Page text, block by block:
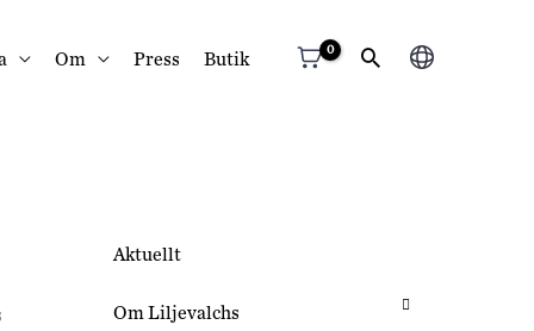
Om Press Butik
Välj
Aktuellt
Om Liljevalchs